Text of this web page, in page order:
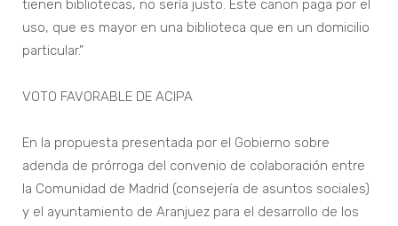
tienen bibliotecas, no sería justo. Este canon paga por el
uso, que es mayor en una biblioteca que en un domicilio
particular.”
VOTO FAVORABLE DE ACIPA
En la propuesta presentada por el Gobierno sobre
adenda de prórroga del convenio de colaboración entre
la Comunidad de Madrid (consejería de asuntos sociales)
y el ayuntamiento de Aranjuez para el desarrollo de los